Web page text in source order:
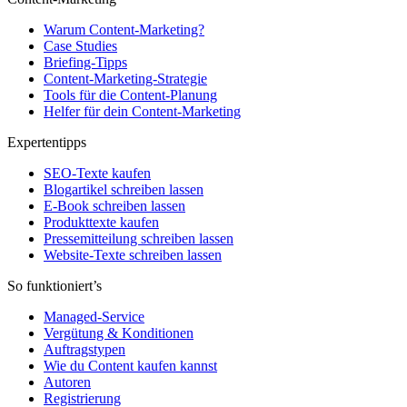
Warum Content-Marketing?
Case Studies
Briefing-Tipps
Content-Marketing-Strategie
Tools für die Content-Planung
Helfer für dein Content-Marketing
Expertentipps
SEO-Texte kaufen
Blogartikel schreiben lassen
E-Book schreiben lassen
Produkttexte kaufen
Pressemitteilung schreiben lassen
Website-Texte schreiben lassen
So funktioniert’s
Managed-Service
Vergütung & Konditionen
Auftragstypen
Wie du Content kaufen kannst
Autoren
Registrierung